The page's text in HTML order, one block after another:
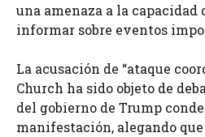
una amenaza a la capacidad
informar sobre eventos
La acusación de “ataque
Church ha sido objeto de
del gobierno de Trump
manifestación, alegando